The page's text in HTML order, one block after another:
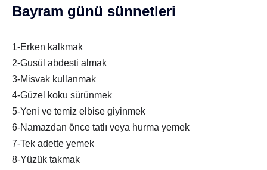
Bayram günü sünnetleri
1-Erken kalkmak
2-Gusül abdesti almak
3-Misvak kullanmak
4-Güzel koku sürünmek
5-Yeni ve temiz elbise giyinmek
6-Namazdan önce tatlı veya hurma yemek
7-Tek adette yemek
8-Yüzük takmak